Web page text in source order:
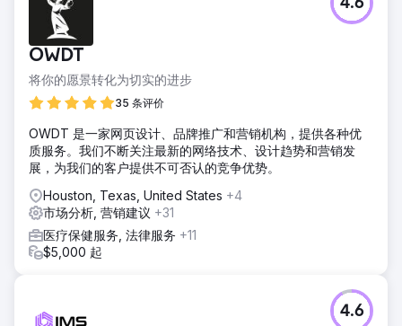
OWDT
将你的愿景转化为切实的进步
35 条评价
4.6
OWDT 是一家网页设计、品牌推广和营销机构，提供各种优
质服务。我们不断关注最新的网络技术、设计趋势和营销发
展，为我们的客户提供不可否认的竞争优势。
Houston, Texas, United States +4
市场分析, 营销建议 +31
医疗保健服务, 法律服务 +11
$5,000 起
4.6